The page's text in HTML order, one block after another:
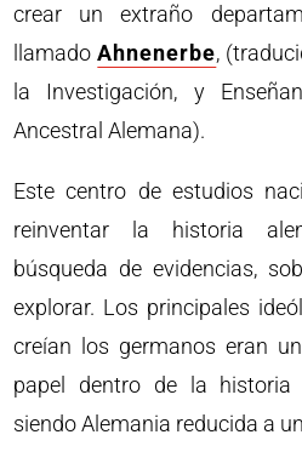
crear un extraño
llamadoAhnenerbe,
la Investigación, y
Ancestral Alemana).
Este centro de estudios
reinventar la historia
búsqueda de evidencias,
explorar. Los principales
creían los germanos eran
papel dentro de la historia
siendo Alemania reducida a